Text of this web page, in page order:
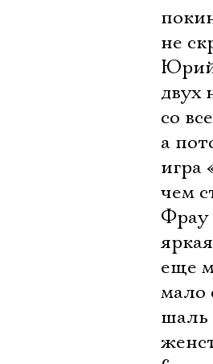
не
Юрий
двух
со
а
игра
чем
Фрау
еще
мало
шаль